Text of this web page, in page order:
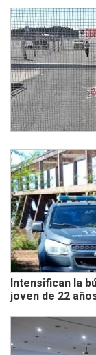
Intensifican la
joven de 22